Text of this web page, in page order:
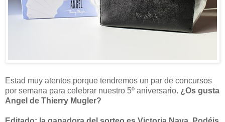
Estad muy atentos porque tendremos un par de concursos
por semana para celebrar nuestro 5º aniversario. ¿Os gusta
Angel de Thierry Mugler?